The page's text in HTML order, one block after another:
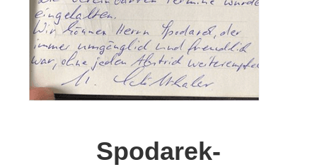
Spodarek-